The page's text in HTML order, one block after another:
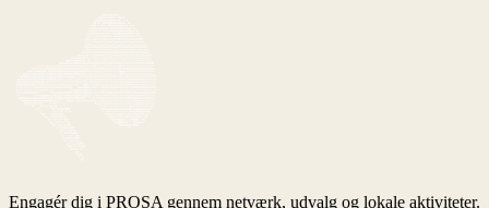
Engagér dig i PROSA gennem netværk, udvalg og lokale aktiviteter.